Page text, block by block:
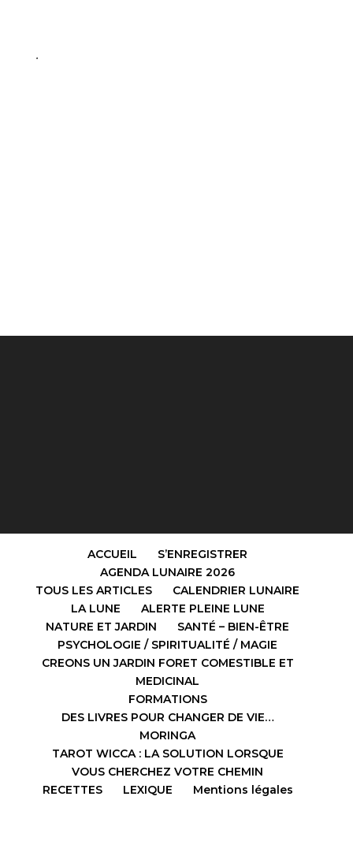
.
ACCUEIL
S’ENREGISTRER
AGENDA LUNAIRE 2026
TOUS LES ARTICLES
CALENDRIER LUNAIRE
LA LUNE
ALERTE PLEINE LUNE
NATURE ET JARDIN
SANTÉ – BIEN-ÊTRE
PSYCHOLOGIE / SPIRITUALITÉ / MAGIE
CREONS UN JARDIN FORET COMESTIBLE ET
MEDICINAL
FORMATIONS
DES LIVRES POUR CHANGER DE VIE…
MORINGA
TAROT WICCA : LA SOLUTION LORSQUE
VOUS CHERCHEZ VOTRE CHEMIN
RECETTES
LEXIQUE Mentions légales